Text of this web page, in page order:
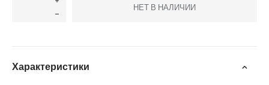
НЕТ В НАЛИЧИИ
Характеристики